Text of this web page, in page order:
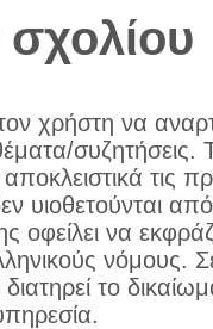
χρήστη να
συζητήσεις.
τις
υιοθετούνται
οφείλει να
νόμους.
το